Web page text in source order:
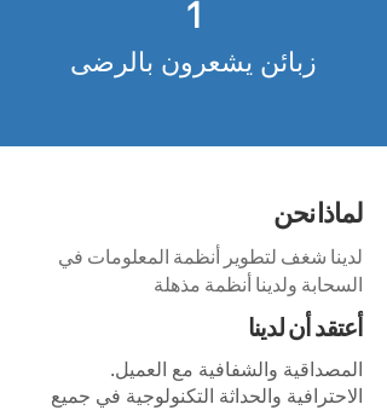
1
زبائن يشعرون بالرضى
لماذا نحن
لدينا شغف لتطوير أنظمة المعلومات في
السحابة ولدينا أنظمة مذهلة
أعتقد أن لدينا
المصداقية والشفافية مع العميل.
الاحترافية والحداثة التكنولوجية في جميع